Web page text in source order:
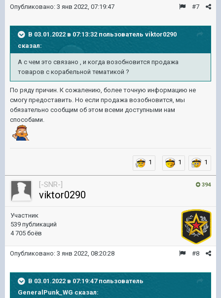
#7
Опубликовано: 3 янв 2022, 07:19:47
В 03.01.2022 в 07:13:32 пользователь viktor0290
сказал:
А с чем это связано , и когда возобновится продажа
товаров с корабельной тематикой ?
По ряду причин. К сожалению, более точную информацию не
смогу предоставить. Но если продажа возобновится, мы
обязательно сообщим об этом всеми доступными нам
способами.
1 1 1
394
[-SNR-]
viktor0290
Участник
539 публикаций
4 705 боёв
#8
Опубликовано: 3 янв 2022, 08:20:28
В 03.01.2022 в 07:19:47 пользователь
GeneralPunk_WGсказал: